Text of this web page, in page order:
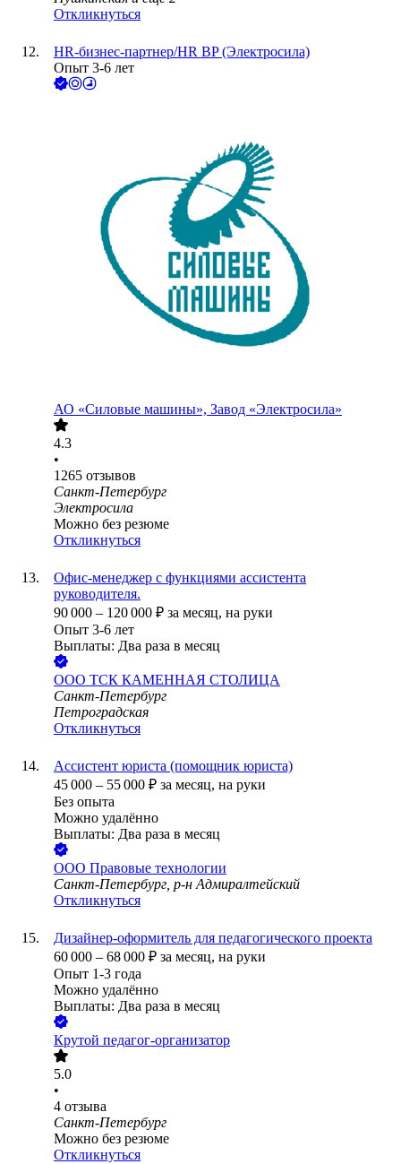
Откликнуться
HR-бизнес-партнер/HR BP (Электросила)
Опыт 3-6 лет
АО «Силовые машины», Завод «Электросила»
4.3
•
1265 отзывов
Санкт-Петербург
Электросила
Можно без резюме
Откликнуться
Офис-менеджер с функциями ассистента
руководителя.
90 000 – 120 000 ₽ за месяц, на руки
Опыт 3-6 лет
Выплаты: Два раза в месяц
ООО ТСК КАМЕННАЯ СТОЛИЦА
Санкт-Петербург
Петроградская
Откликнуться
Ассистент юриста (помощник юриста)
45 000 – 55 000 ₽ за месяц, на руки
Без опыта
Можно удалённо
Выплаты: Два раза в месяц
ООО Правовые технологии
Санкт-Петербург, р-н Адмиралтейский
Откликнуться
Дизайнер-оформитель для педагогического проекта
60 000 – 68 000 ₽ за месяц, на руки
Опыт 1-3 года
Можно удалённо
Выплаты: Два раза в месяц
Крутой педагог-организатор
5.0
•
4 отзыва
Санкт-Петербург
Можно без резюме
Откликнуться